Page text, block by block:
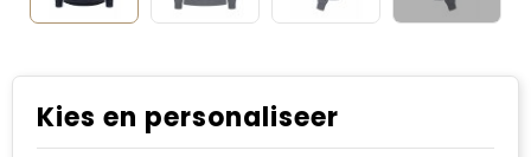
Kies en personaliseer